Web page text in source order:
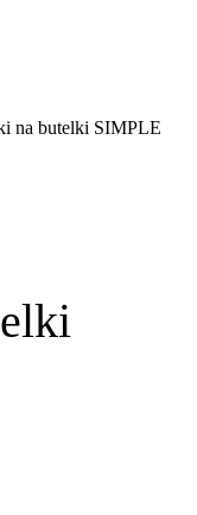
na butelki SIMPLE